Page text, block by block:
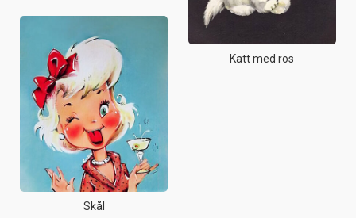
Skål
Katt med ros